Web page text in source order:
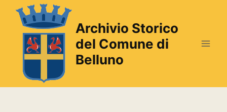
Salta
contenuto
Archivio Storico
del Comune di
Belluno